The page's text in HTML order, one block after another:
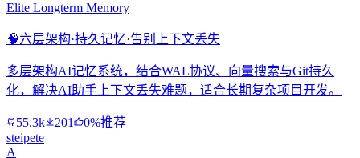
Elite Longterm Memory
🧠六层架构·持久记忆·告别上下文丢失
多层架构AI记忆系统，结合WAL协议、向量搜索与Git持久
化，解决AI助手上下文丢失难题，适合长期复杂项目开发。
55.3k 201
0%推荐
steipete
A